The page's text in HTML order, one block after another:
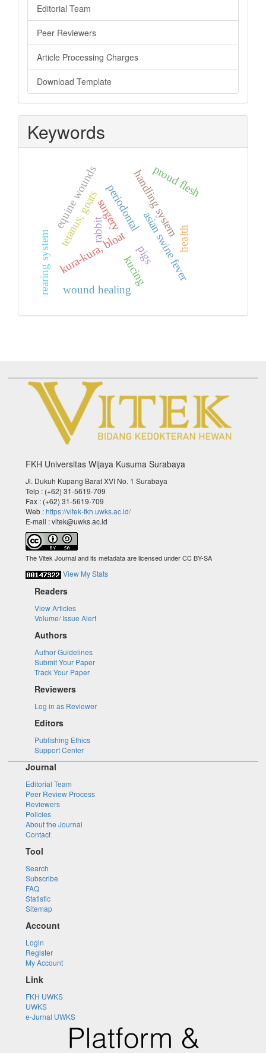
Editorial Team
Peer Reviewers
Article Processing Charges
Download Template
Keywords
kura-kura, bloat
periodontal
kucing
pigs
asian swine fever
rearing system
handling system
tetanus, goats health
proud flesh
equine woundssurgery
wound healing
rabbit
FKH Universitas Wijaya Kusuma Surabaya
Jl. Dukuh Kupang Barat XVI No. 1 Surabaya
Telp : (+62) 31-5619-709
Fax : (+62) 31-5619-709
Web :https://vitek-fkh.uwks.ac.id/
E-mail : vitek@uwks.ac.id
The Vitek Journal and its metadata are licensed under CC BY-SA
View My Stats
Readers
View Articles
Volume/ Issue Alert
Authors
Author Guidelines
Submit Your Paper
Track Your Paper
Reviewers
Log in as Reviewer
Editors
Publishing Ethics
Support Center
Journal
Editorial Team
Peer Review Process
Reviewers
Policies
About the Journal
Contact
Tool
Search
Subscribe
FAQ
Statistic
Sitemap
Account
Login
Register
My Account
Link
FKH UWKS
UWKS
e-Jurnal UWKS